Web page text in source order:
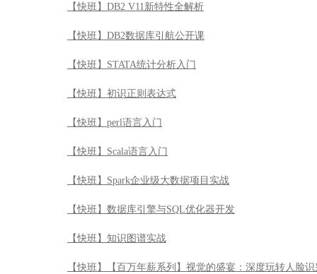
【快班】DB2 V11新特性全解析
【快班】DB2数据库引航公开课
【快班】STATA统计分析入门
【快班】初识正则表达式
【快班】perl语言入门
【快班】Scala语言入门
【快班】Spark企业级大数据项目实战
【快班】数据库引擎与SQL优化器开发
【快班】知识图谱实战
【快班】【百万年薪系列】视觉的盛宴：深度玩转人脸识